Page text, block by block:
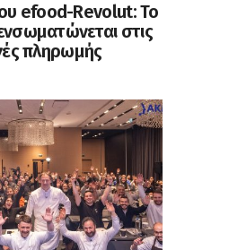
efood-Revolut: Το
στις
πληρωμής